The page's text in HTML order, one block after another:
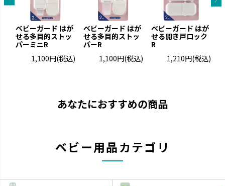
ベビーガード はが
せる多目的ストッ
パーミニR
1,100円(税込)
ベビーガード はが
せる多目的ストッ
パーR
1,100円(税込)
ベビーガード はが
せる開き戸ロック
R
1,210円(税込)
あなたにおすすめの商品
ベビー用品カテゴリ